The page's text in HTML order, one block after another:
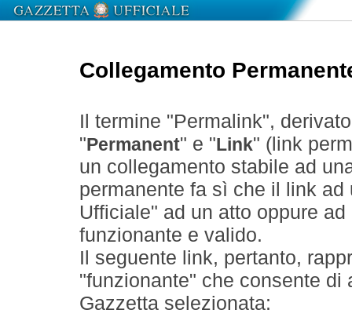
Collegamento
Il termine "Permalink",
" Permanent" e " Link" (link
un collegamento stabile ad
permanente fa sì che il link
Ufficiale" ad un atto oppure
funzionante e valido.
Il seguente link, pertanto,
"funzionante" che consente
Gazzetta selezionata: